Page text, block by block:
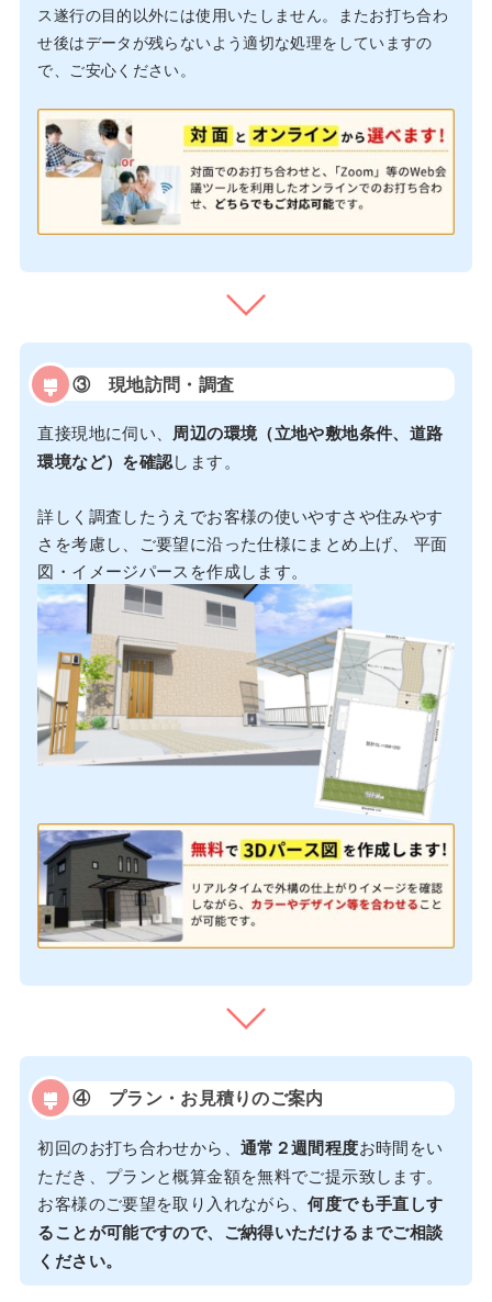
ス遂行の目的以外には使用いたしません。またお打ち合わ
せ後はデータが残らないよう適切な処理をしていますの
で、ご安心ください。
③ 現地訪問・調査
直接現地に伺い、 周辺の環境（立地や敷地条件、道路
環境など）を確認します。
詳しく調査したうえでお客様の使いやすさや住みやす
さを考慮し、ご要望に沿った仕様にまとめ上げ、 平面
図・イメージパースを作成します。
④ プラン・お見積りのご案内
初回のお打ち合わせから、 通常２週間程度お時間をい
ただき、プランと概算金額を無料でご提示致します。
お客様のご要望を取り入れながら、何度でも手直しす
ることが可能ですので、ご納得いただけるまでご相談
ください。